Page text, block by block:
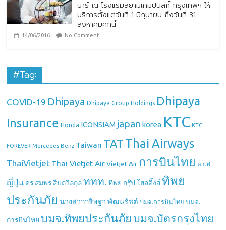
บาร์ ณ โรงแรมสยามเคมปินสกี้ กรุงเทพฯ ให้
บริการตั้งแต่วันที่ 1 มิถุนายน ถึงวันที่ 31
สิงหาคมศกนี้
14/06/2016 No Comment
#Tag:
COVID-19 Dhipaya Dhipaya Group Holdings Dhipaya
Insurance Honda ICONSIAM japan korea KTC KTC
FOREVER Mercedes-Benz Taiwan TAT Thai Airways
ThaiVietjet Thai Vietjet Air Vietjet Air การบินไทย คาเฟ่
ญี่ปุ่น ดร.สมพร สืบถวิลกุล ททท. ทิพย กรุ๊ป โฮลดิ้งส์ ทิพย
ประกันภัย นางสาววริษฐา พัฒนรัชต์ บมจ.การบินไทย บมจ.
การบินไทย บมจ.ทิพยประกันภัย บมจ.บัตรกรุงไทย